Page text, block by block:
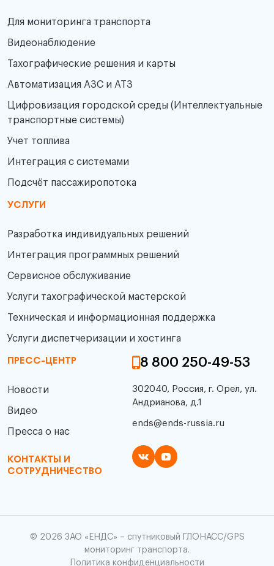
Для мониторинга транспорта
Видеонаблюдение
Тахографические решения и карты
Автоматизация АЗС и АТЗ
Цифровизация городской среды (Интеллектуальные
транспортные системы)
Учет топлива
Интеграция с системами
Подсчёт пассажиропотока
УСЛУГИ
Разработка индивидуальных решений
Интеграция программных решений
Сервисное обслуживание
Услуги тахографической мастерской
Техническая и информационная поддержка
Услуги диспетчеризации и хостинга
ПРЕСС-ЦЕНТР
Новости
Видео
Пресса о нас
КОНТАКТЫ И
СОТРУДНИЧЕСТВО
8 800 250-49-53
302040, Россия, г. Орел, ул.
Андрианова, д.1
ends@ends-russia.ru
© 2026 ЗАО «ЕНДС» – спутниковый ГЛОНАСС/GPS
мониторинг транспорта.
Политика конфиденциальности